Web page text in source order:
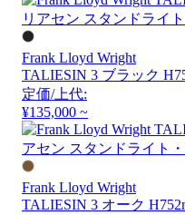
Frank Lloyd Wright
TALIESIN 3 ブラック
定価/上代:
¥135,000 ~
Frank Lloyd Wright
TALIESIN 3 オーク